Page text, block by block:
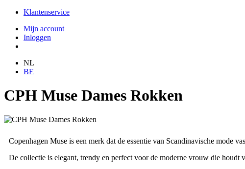
Klantenservice
Mijn account
Inloggen
NL
BE
CPH Muse Dames Rokken
Copenhagen Muse is een merk dat de essentie van Scandinavische mode
De collectie is elegant, trendy en perfect voor de moderne vrouw die houdt